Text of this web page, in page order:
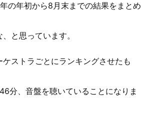
の年初から8月末までの結果をまとめ
と思っています。
ストラごとにランキングさせたも
分、音盤を聴いていることになりま